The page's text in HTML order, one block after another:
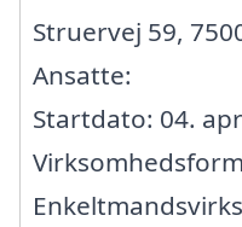
Struervej 59,
Ansatte:
Startdato: 04.